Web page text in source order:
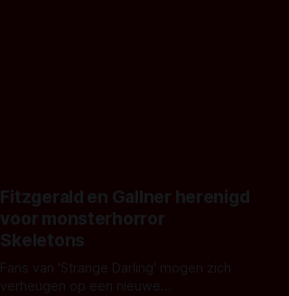
Fitzgerald en Gallner herenigd
voor monsterhorror
Skeletons
Fans van 'Strange Darling' mogen zich
verheugen op een nieuwe